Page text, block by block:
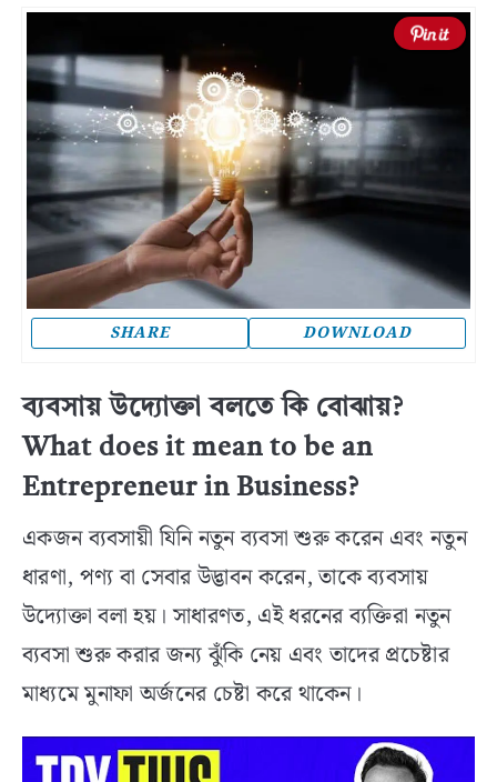
SHARE DOWNLOAD
ব্যবসায় উদ্যোক্তা বলতে কি বোঝায়?
What does it mean to be an
Entrepreneur in Business?
একজন ব্যবসায়ী যিনি নতুন ব্যবসা শুরু করেন এবং নতুন
ধারণা, পণ্য বা সেবার উদ্ভাবন করেন, তাকে ব্যবসায়
উদ্যোক্তা বলা হয়। সাধারণত, এই ধরনের ব্যক্তিরা নতুন
ব্যবসা শুরু করার জন্য ঝুঁকি নেয় এবং তাদের প্রচেষ্টার
মাধ্যমে মুনাফা অর্জনের চেষ্টা করে থাকেন।